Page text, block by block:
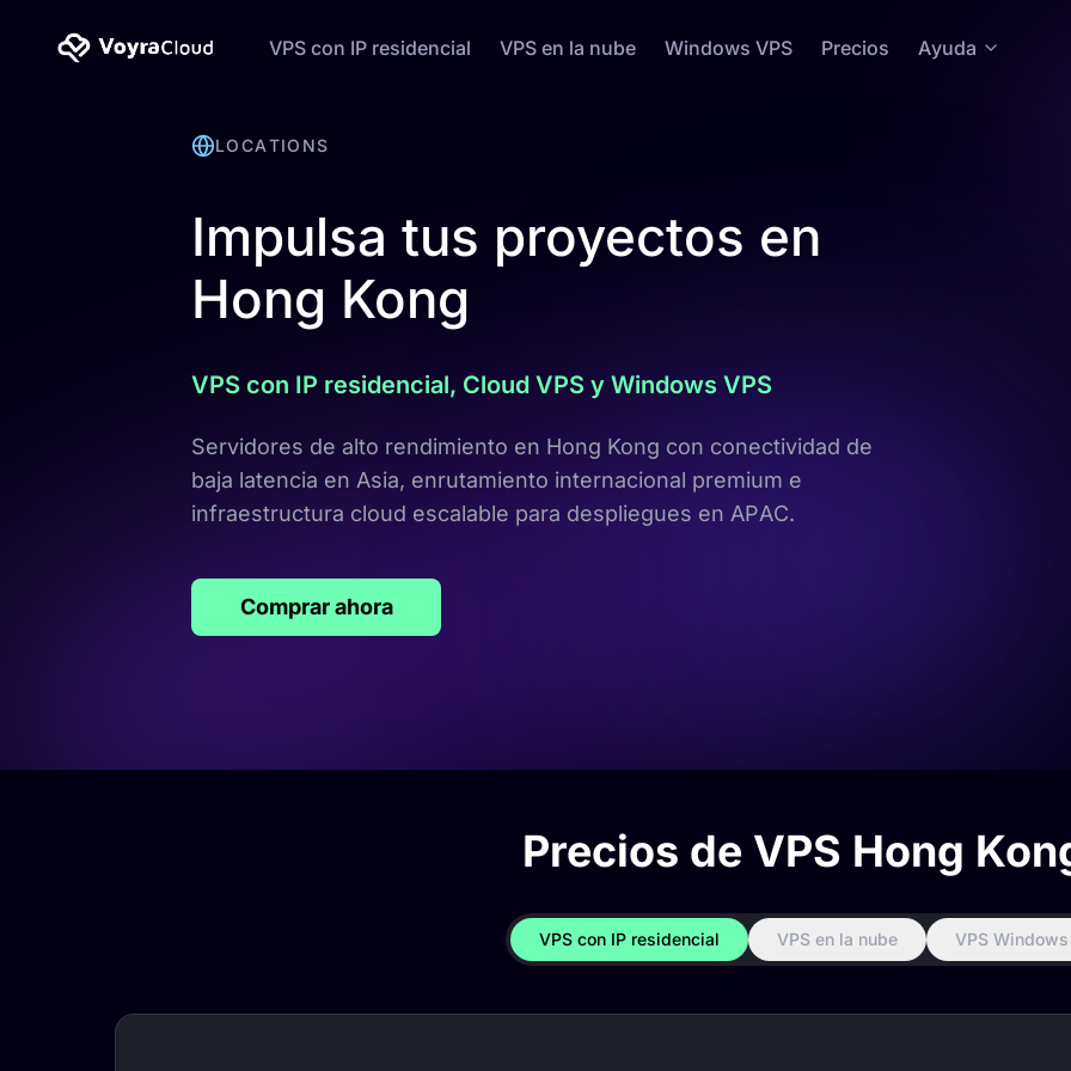
VPS con IP residencial VPS en la nube Windows VPS Precios Ayuda
LOCATIONS
Impulsa tus proyectos en
Hong Kong
VPS con IP residencial, Cloud VPS y Windows VPS
Servidores de alto rendimiento en Hong Kong con conectividad de
baja latencia en Asia, enrutamiento internacional premium e
infraestructura cloud escalable para despliegues en APAC.
Comprar ahora
Precios de VPS Hong
VPS con IP residencial VPS en la nube VPS Windows